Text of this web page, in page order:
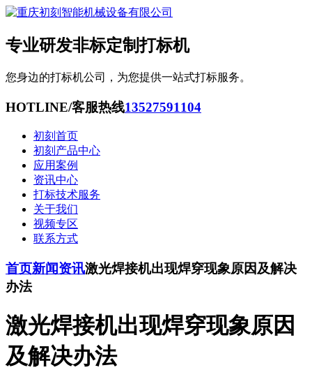
专业研发非标定制打标机
您身边的打标机公司，为您提供一站式打标服务。
HOTLINE/客服热线13527591104
初刻首页
初刻产品中心
应用案例
资讯中心
打标技术服务
关于我们
视频专区
联系方式
首页新闻资讯激光焊接机出现焊穿现象原因及解决
办法
激光焊接机出现焊穿现象原因
及解决办法